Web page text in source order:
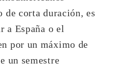
de corta duración, es
a España o el
por un máximo de
un semestre